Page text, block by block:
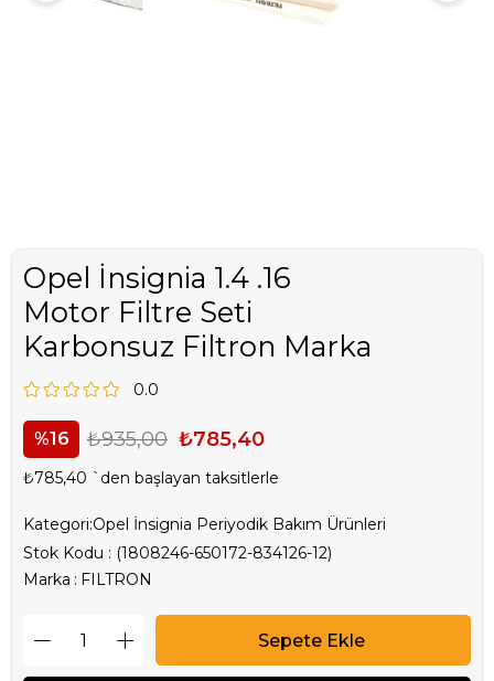
Opel İnsignia 1.4 .16
Motor Filtre Seti
Karbonsuz Filtron Marka
0.0
16 ₺935,00 ₺785,40
₺785,40 `den başlayan taksitlerle
Kategori:Opel İnsignia Periyodik Bakım Ürünleri
Stok Kodu
(1808246-650172-834126-12)
Marka : FILTRON